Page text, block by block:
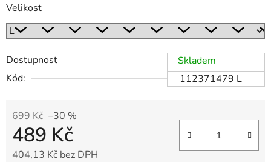
Velikost
Dostupnost
Skladem
Kód:
112371479 L
699 Kč –30 %
489 Kč
404,13 Kč bez DPH